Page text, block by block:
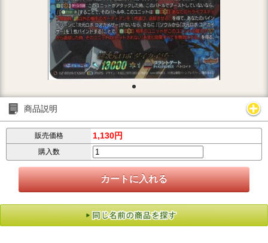
商品説明
販売価格 1,130円
購入数